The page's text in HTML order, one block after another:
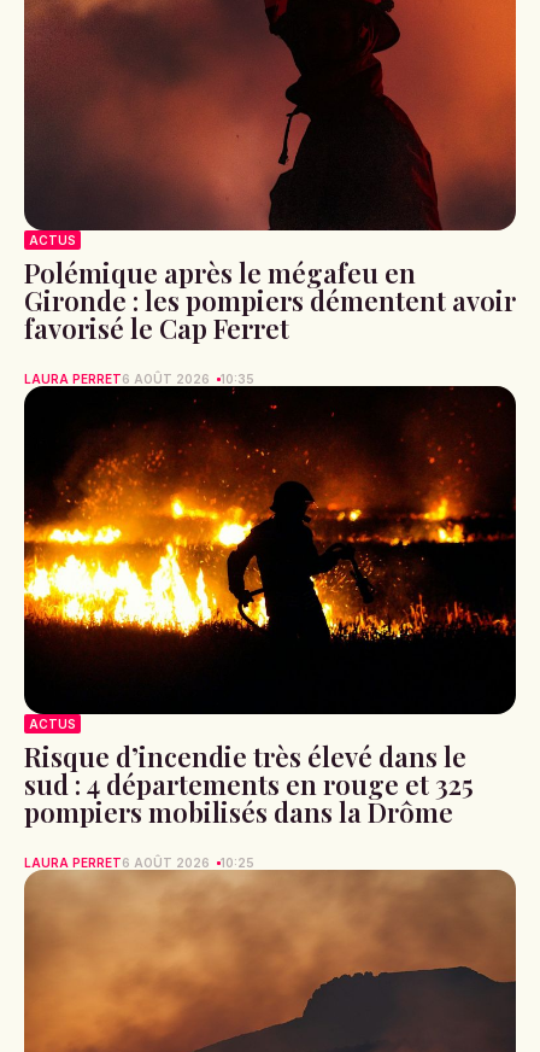
ACTUS
Polémique après le mégafeu en
Gironde : les pompiers démentent avoir
favorisé le Cap Ferret
LAURA PERRET6 AOÛT 2026 10:35
ACTUS
Risque d’incendie très élevé dans le
sud : 4 départements en rouge et 325
pompiers mobilisés dans la Drôme
LAURA PERRET6 AOÛT 2026 10:25